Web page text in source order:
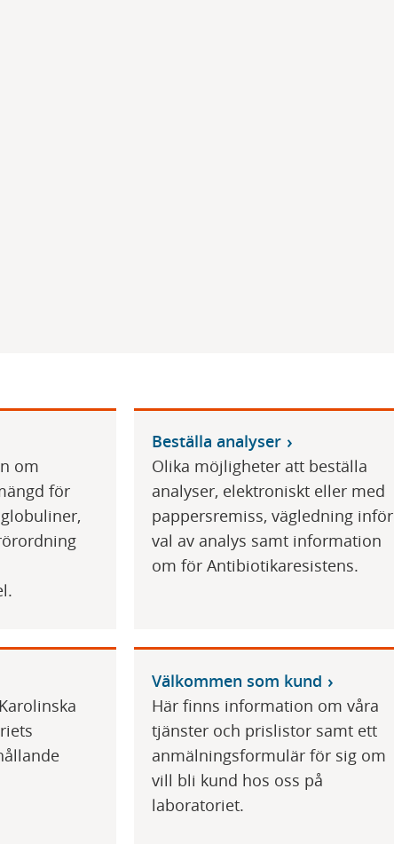
om
för
Beställa analyser
Olika möjligheter att beställa
analyser, elektroniskt eller med
pappersremiss, vägledning inför
val av analys samt information
om för Antibiotikaresistens.
Välkommen som kund
Här finns information om våra
tjänster och prislistor samt ett
anmälningsformulär för sig om
vill bli kund hos oss på
laboratoriet.